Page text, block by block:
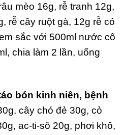
mèo 16g, rễ tranh 12g,
rễ cây ruột gà, 12g rễ cỏ
sắc với 500ml nước cô
chia làm 2 lần, uống
bón kinh niên, bệnh
cây chó đẻ 30g, cỏ
ac-ti-sô 20g, phơi khô,